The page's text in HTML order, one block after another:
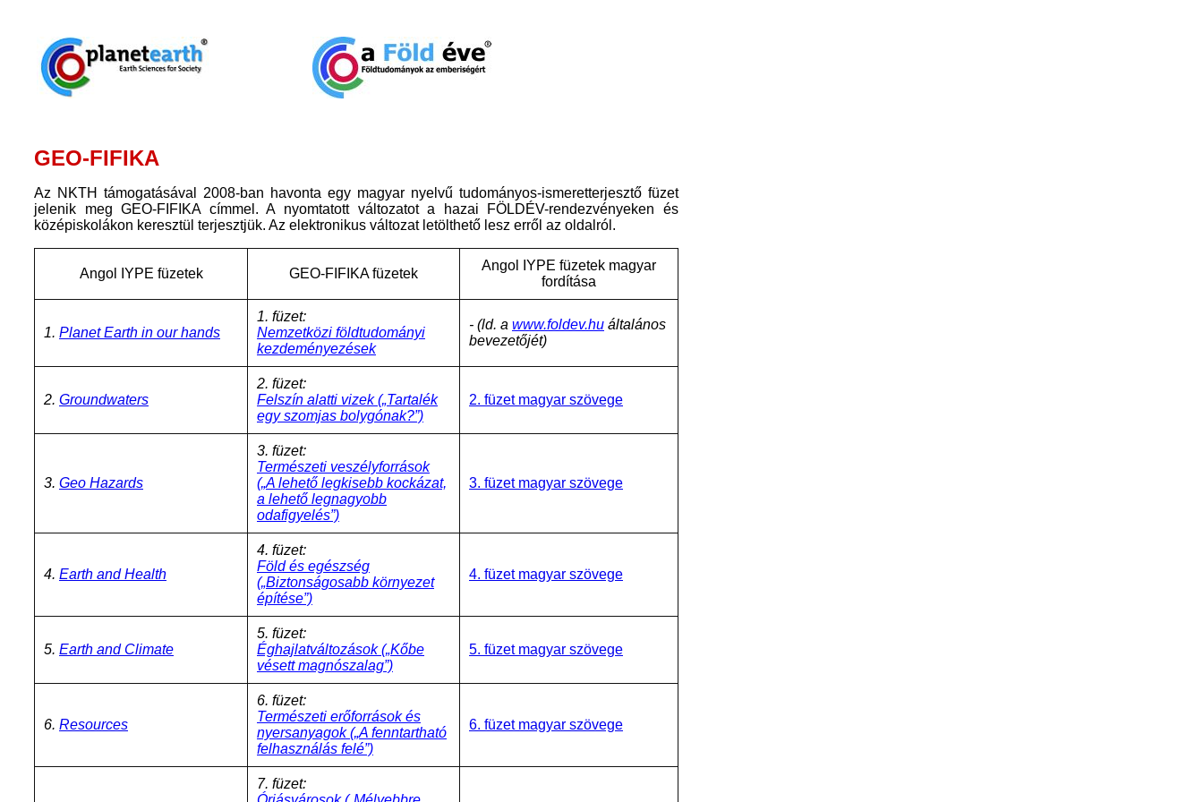
GEO-FIFIKA
Az NKTH támogatásával 2008-ban havonta egy magyar nyelvű tudományos-ismeretterjesztő füzet
jelenik meg GEO-FIFIKA címmel. A nyomtatott változatot a hazai FÖLDÉV-rendezvényeken és
középiskolákon keresztül terjesztjük. Az elektronikus változat letölthető lesz erről az oldalról.
Angol IYPE füzetek GEO-FIFIKA füzetek
Angol IYPE füzetek magyar
fordítása
1. Planet Earth in our hands
1. füzet:
Nemzetközi földtudományi
kezdeményezések
- (ld. a www.foldev.hu általános
bevezetőjét)
2. Groundwaters
2. füzet:
Felszín alatti vizek(„Tartalék
egy szomjas bolygónak?”)
2. füzet magyar szövege
3. Geo Hazards
3. füzet:
Természeti veszélyforrások
(„A lehető legkisebb kockázat,
a lehető legnagyobb
odafigyelés”)
3. füzet magyar szövege
4. Earth and Health
4. füzet:
Föld és egészség
(„Biztonságosabb környezet
építése”)
4. füzet magyar szövege
5. Earth and Climate
5. füzet:
Éghajlatváltozások(„Kőbe
vésett magnószalag”)
5. füzet magyar szövege
6. Resources
6. füzet:
Természeti erőforrások és
nyersanyagok(„A fenntartható
felhasználás felé”)
6. füzet magyar szövege
7. füzet: